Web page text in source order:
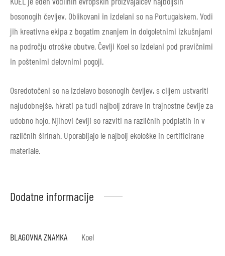
bosonogih čevljev. Oblikovani in izdelani so na Portugalskem. Vodi
jih kreativna ekipa z bogatim znanjem in dolgoletnimi izkušnjami
na področju otroške obutve. Čevlji Koel so izdelani pod pravičnimi
in poštenimi delovnimi pogoji.
Osredotočeni so na izdelavo bosonogih čevljev, s ciljem ustvariti
najudobnejše, hkrati pa tudi najbolj zdrave in trajnostne čevlje za
udobno hojo. Njihovi čevlji so razviti na različnih podplatih in v
različnih širinah. Uporabljajo le najbolj ekološke in certificirane
materiale.
Dodatne informacije
BLAGOVNA ZNAMKA Koel